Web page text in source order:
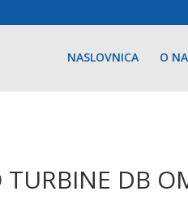
NASLOVNICA O
TURBINE DB